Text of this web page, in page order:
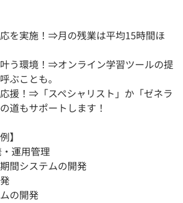
を実施！⇒月の残業は平均15時間ほ
う環境！⇒オンライン学習ツールの提
ぶことも。
援！⇒「スペシャリスト」か「ゼネラ
道もサポートします！
】
運用管理
間システムの開発
の開発